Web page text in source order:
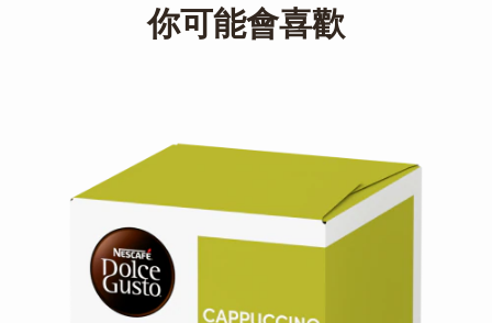
你可能會喜歡